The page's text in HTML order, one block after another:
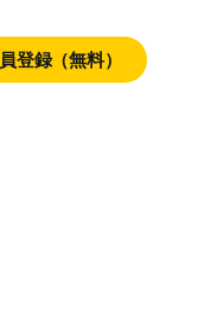
登録（無料）